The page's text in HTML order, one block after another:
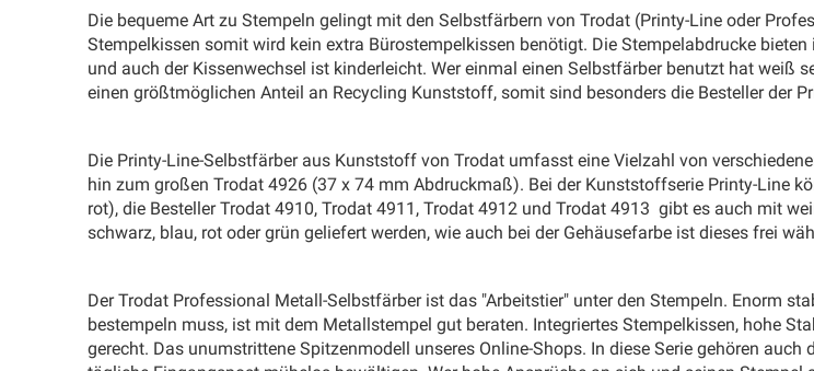
Die bequeme Art zu Stempeln gelingt mit den Selbstfärbern von Trodat (Printy-Line oder
Stempelkissen somit wird kein extra Bürostempelkissen benötigt. Die Stempelabdrucke
und auch der Kissenwechsel ist kinderleicht. Wer einmal einen Selbstfärber benutzt hat weiß
einen größtmöglichen Anteil an Recycling Kunststoff, somit sind besonders die Besteller der
Die Printy-Line-Selbstfärber aus Kunststoff von Trodat umfasst eine Vielzahl von
hin zum großen Trodat 4926 (37 x 74 mm Abdruckmaß). Bei der Kunststoffserie Printy-Line
rot), die Besteller Trodat 4910, Trodat 4911, Trodat 4912 und Trodat 4913 gibt es auch mit
schwarz, blau, rot oder grün geliefert werden, wie auch bei der Gehäusefarbe ist dieses frei
Der Trodat Professional Metall-Selbstfärber ist das "Arbeitstier" unter den Stempeln. Enorm
bestempeln muss, ist mit dem Metallstempel gut beraten. Integriertes Stempelkissen, hohe
gerecht. Das unumstrittene Spitzenmodell unseres Online-Shops. In diese Serie gehören